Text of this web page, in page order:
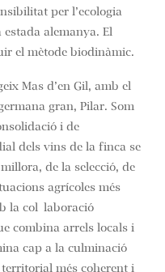
per l’ecologia
alemanya. El
el mètode biodinàmic.
Mas d’en Gil, amb el
gran, Pilar. Som
i de
dels vins de la finca se
de la selecció, de
agrícoles més
la col·laboració
combina arrels locals i
cap a la culminació
territorial més coherent i